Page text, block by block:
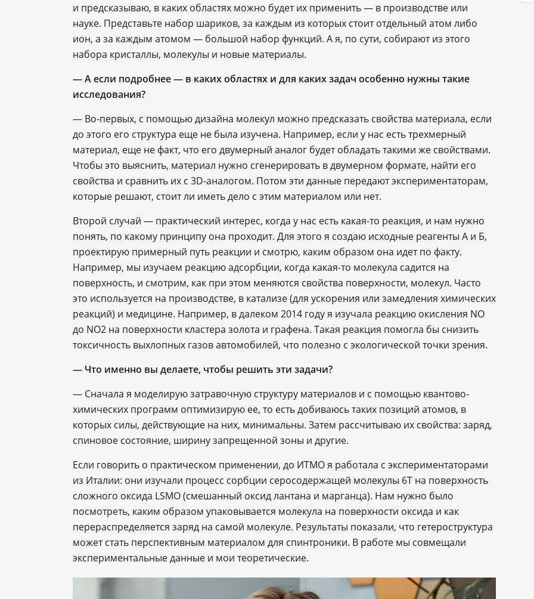
и предсказываю, в каких областях можно будет их применить — в производстве или
науке. Представьте набор шариков, за каждым из которых стоит отдельный атом либо
ион, а за каждым атомом — большой набор функций. А я, по сути, собирают из этого
набора кристаллы, молекулы и новые материалы.
— А если подробнее ― в каких областях и для каких задач особенно нужны такие
исследования?
— Во-первых, с помощью дизайна молекул можно предсказать свойства материала, если
до этого его структура еще не была изучена. Например, если у нас есть трехмерный
материал, еще не факт, что его двумерный аналог будет обладать такими же свойствами.
Чтобы это выяснить, материал нужно сгенерировать в двумерном формате, найти его
свойства и сравнить их с 3D-аналогом. Потом эти данные передают экспериментаторам,
которые решают, стоит ли иметь дело с этим материалом или нет.
Второй случай — практический интерес, когда у нас есть какая-то реакция, и нам нужно
понять, по какому принципу она проходит. Для этого я создаю исходные реагенты А и Б,
проектирую примерный путь реакции и смотрю, каким образом она идет по факту.
Например, мы изучаем реакцию адсорбции, когда какая-то молекула садится на
поверхность, и смотрим, как при этом меняются свойства поверхности, молекул. Часто
это используется на производстве, в катализе (для ускорения или замедления химических
реакций) и медицине. Например, в далеком 2014 году я изучала реакцию окисления NO
до NO2 на поверхности кластера золота и графена. Такая реакция помогла бы снизить
токсичность выхлопных газов автомобилей, что полезно с экологической точки зрения.
— Что именно вы делаете, чтобы решить эти задачи?
— Сначала я моделирую затравочную структуру материалов и с помощью квантово-
химических программ оптимизирую ее, то есть добиваюсь таких позиций атомов, в
которых силы, действующие на них, минимальны. Затем рассчитываю их свойства: заряд,
спиновое состояние, ширину запрещенной зоны и другие.
Если говорить о практическом применении, до ИТМО я работала с экспериментаторами
из Италии: они изучали процесс сорбции серосодержащей молекулы 6Т на поверхность
сложного оксида LSMO (смешанный оксид лантана и марганца). Нам нужно было
посмотреть, каким образом упаковывается молекула на поверхности оксида и как
перераспределяется заряд на самой молекуле. Результаты показали, что гетероструктура
может стать перспективным материалом для спинтроники. В работе мы совмещали
экспериментальные данные и мои теоретические.